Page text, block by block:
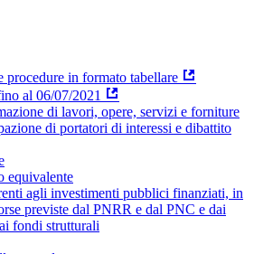
in formato tabellare
al 06/07/2021
di lavori, opere, servizi e forniture
di portatori di interessi e dibattito
equivalente
agli investimenti pubblici finanziati, in
previste dal PNRR e dal PNC e dai
fondi strutturali